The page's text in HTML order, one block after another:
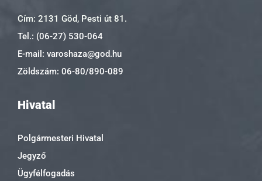
Cím: 2131 Göd, Pesti út 81.
Tel.: (06-27) 530-064
E-mail: varoshaza@god.hu
Zöldszám: 06-80/890-089
Hivatal
Polgármesteri Hivatal
Jegyző
Ügyfélfogadás